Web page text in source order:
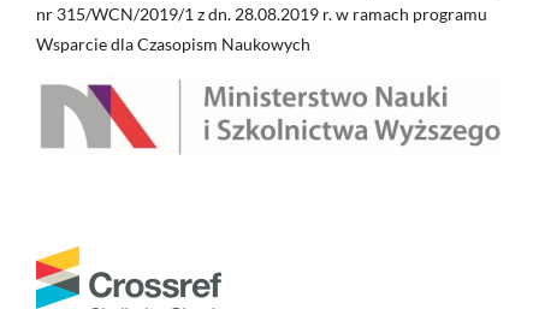
nr 315/WCN/2019/1 z dn. 28.08.2019 r. w ramach programu
Wsparcie dla Czasopism Naukowych